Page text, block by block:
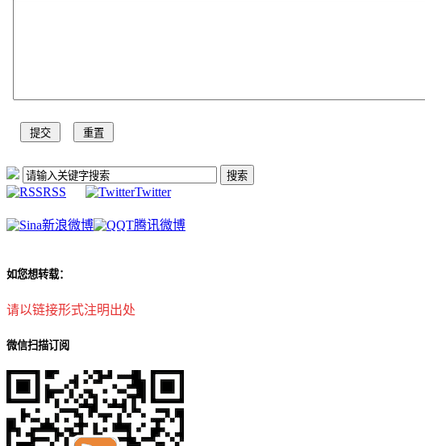
RSS Twitter
新浪微博 腾讯微博
如您想转载：
请以链接形式注明出处
微信扫描订阅